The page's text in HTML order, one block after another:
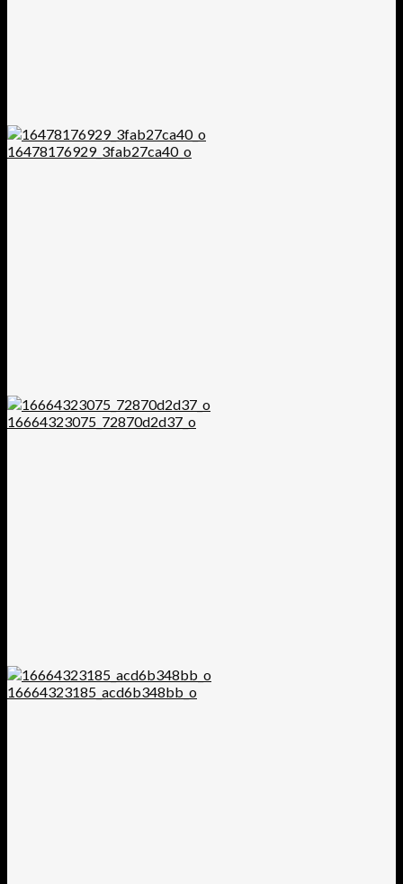
16478176929_3fab27ca40_o
16664323075_72870d2d37_o
16664323185_acd6b348bb_o